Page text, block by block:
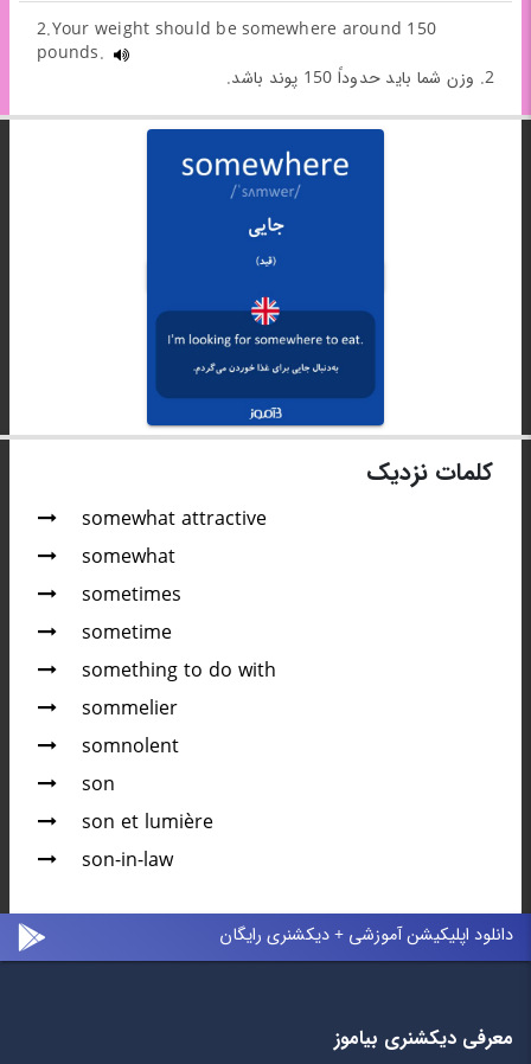
2.Your weight should be somewhere around 150
pounds.
2. وزن شما باید حدوداً 150 پوند باشد.
کلمات نزدیک
somewhat attractive
somewhat
sometimes
sometime
something to do with
sommelier
somnolent
son
son et lumière
son-in-law
دانلود اپلیکیشن آموزشی + دیکشنری رایگان
معرفی دیکشنری بیاموز